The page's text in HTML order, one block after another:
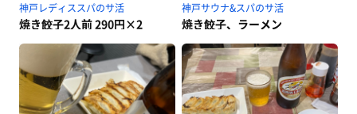
神戸レディススパのサ活
焼き餃子2人前 290円×2
神戸サウナ&スパのサ活
焼き餃子、ラーメン